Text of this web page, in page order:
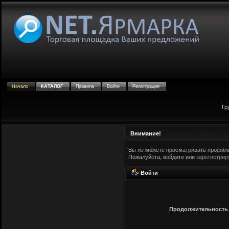
Начало КАТАЛОГ Правила Войти Регистрация
Внимание!
Вы не можете просматривать
Пожалуйста, войдите или
Войти